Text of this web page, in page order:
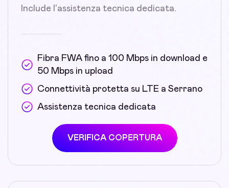
Include l'assistenza tecnica dedicata.
Fibra FWA fino a 100 Mbps in download e
50 Mbps in upload
Connettività protetta su LTE a Serrano
Assistenza tecnica dedicata
VERIFICA COPERTURA